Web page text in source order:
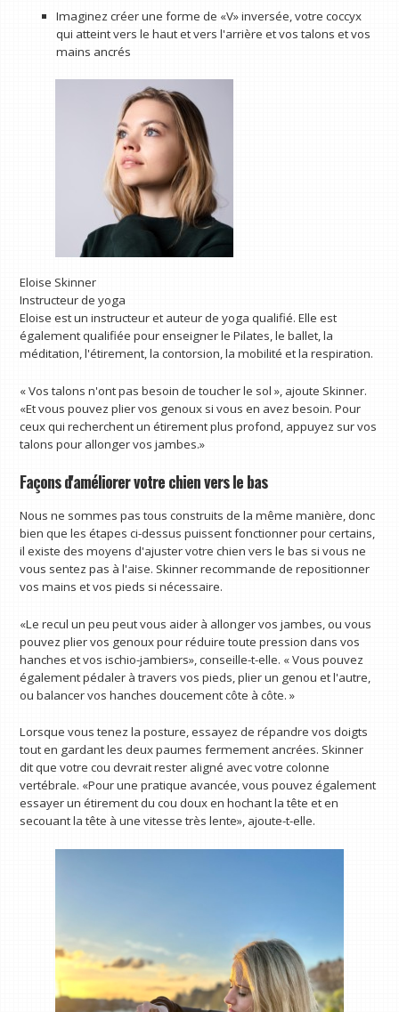
Imaginez créer une forme de «V» inversée, votre coccyx
qui atteint vers le haut et vers l'arrière et vos talons et vos
mains ancrés
Eloise Skinner
Instructeur de yoga
Eloise est un instructeur et auteur de yoga qualifié. Elle est
également qualifiée pour enseigner le Pilates, le ballet, la
méditation, l'étirement, la contorsion, la mobilité et la respiration.
« Vos talons n'ont pas besoin de toucher le sol », ajoute Skinner.
«Et vous pouvez plier vos genoux si vous en avez besoin. Pour
ceux qui recherchent un étirement plus profond, appuyez sur vos
talons pour allonger vos jambes.»
Façons d'améliorer votre chien vers le bas
Nous ne sommes pas tous construits de la même manière, donc
bien que les étapes ci-dessus puissent fonctionner pour certains,
il existe des moyens d'ajuster votre chien vers le bas si vous ne
vous sentez pas à l'aise. Skinner recommande de repositionner
vos mains et vos pieds si nécessaire.
«Le recul un peu peut vous aider à allonger vos jambes, ou vous
pouvez plier vos genoux pour réduire toute pression dans vos
hanches et vos ischio-jambiers», conseille-t-elle. « Vous pouvez
également pédaler à travers vos pieds, plier un genou et l'autre,
ou balancer vos hanches doucement côte à côte. »
Lorsque vous tenez la posture, essayez de répandre vos doigts
tout en gardant les deux paumes fermement ancrées. Skinner
dit que votre cou devrait rester aligné avec votre colonne
vertébrale. «Pour une pratique avancée, vous pouvez également
essayer un étirement du cou doux en hochant la tête et en
secouant la tête à une vitesse très lente», ajoute-t-elle.